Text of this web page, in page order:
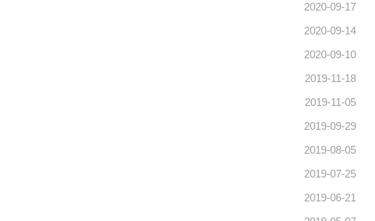
2020-09-17
2020-09-14
2020-09-10
2019-11-18
2019-11-05
2019-09-29
2019-08-05
2019-07-25
2019-06-21